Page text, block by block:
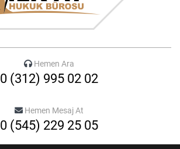
Hemen Ara
0 (312) 995 02 02
Hemen Mesaj At
0 (545) 229 25 05